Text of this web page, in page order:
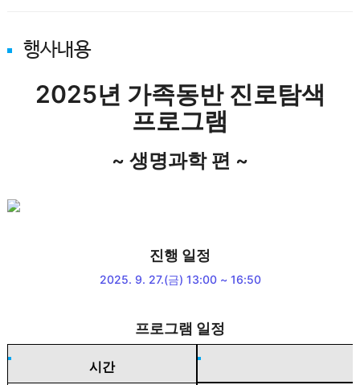
행사내용
2025년 가족동반 진로탐색
프로그램
~ 생명과학 편 ~
진행 일정
2025. 9. 27.(금) 13:00 ~ 16:50
프로그램 일정
시간